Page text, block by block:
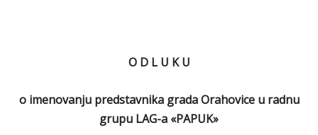
O D L U K U
o imenovanju predstavnika grada Orahovice u radnu
grupu LAG-a «PAPUK»